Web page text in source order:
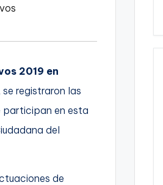
2019 en
, se registraron las
participan en esta
del
de